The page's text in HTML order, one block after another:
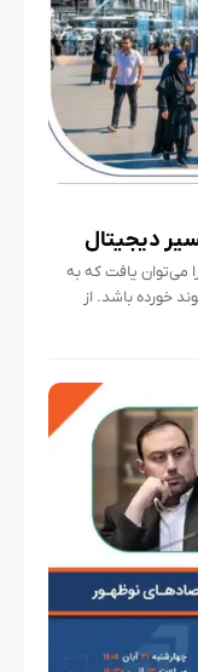
دیجیتال
می‌توان یافت که به
خورده باشد. از